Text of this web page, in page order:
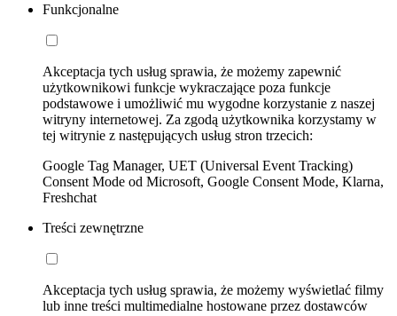
Funkcjonalne
Akceptacja tych usług sprawia, że możemy zapewnić
użytkownikowi funkcje wykraczające poza funkcje
podstawowe i umożliwić mu wygodne korzystanie z naszej
witryny internetowej. Za zgodą użytkownika korzystamy w
tej witrynie z następujących usług stron trzecich:
Google Tag Manager, UET (Universal Event Tracking)
Consent Mode od Microsoft, Google Consent Mode, Klarna,
Freshchat
Treści zewnętrzne
Akceptacja tych usług sprawia, że możemy wyświetlać filmy
lub inne treści multimedialne hostowane przez dostawców